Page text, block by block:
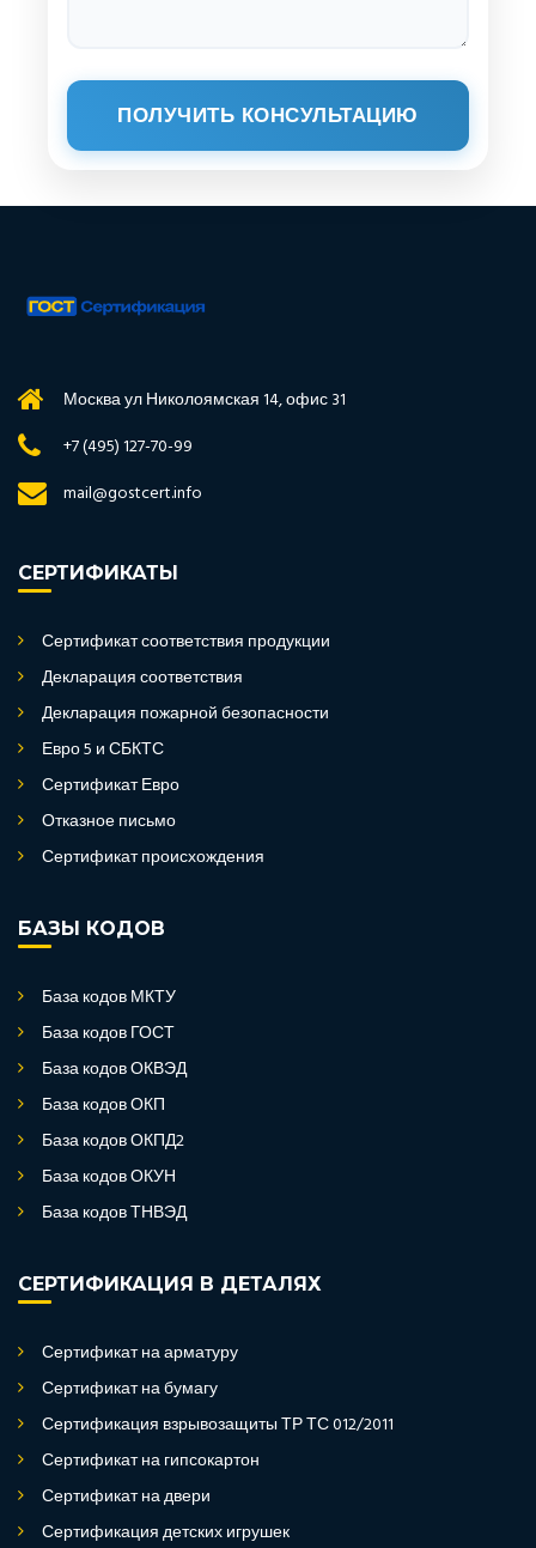
ПОЛУЧИТЬ КОНСУЛЬТАЦИЮ
Москва ул Николоямская 14, офис 31
+7 (495) 127-70-99
mail@gostcert.info
СЕРТИФИКАТЫ
Сертификат соответствия продукции
Декларация соответствия
Декларация пожарной безопасности
Евро 5 и СБКТС
Сертификат Евро
Отказное письмо
Сертификат происхождения
БАЗЫ КОДОВ
База кодов МКТУ
База кодов ГОСТ
База кодов ОКВЭД
База кодов ОКП
База кодов ОКПД2
База кодов ОКУН
База кодов ТНВЭД
СЕРТИФИКАЦИЯ В ДЕТАЛЯХ
Сертификат на арматуру
Сертификат на бумагу
Сертификация взрывозащиты ТР ТС 012/2011
Сертификат на гипсокартон
Сертификат на двери
Сертификация детских игрушек